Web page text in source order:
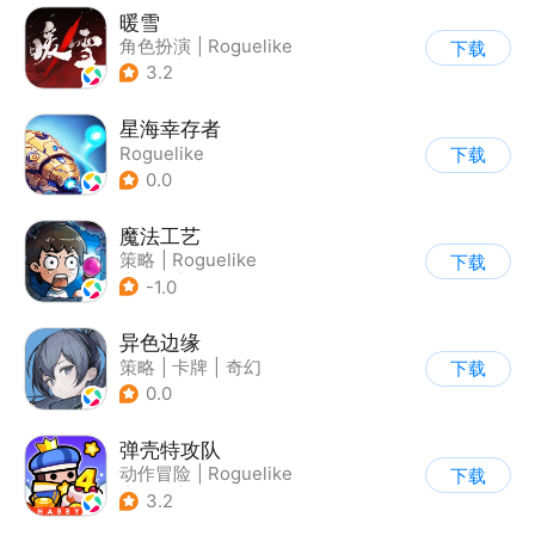
暖雪
角色扮演
Roguelike
| 奇幻
3.2
下载
星海幸存者
Roguelike
0.0
下载
魔法工艺
策略
Roguelike
| 魔法
-1.0
下载
异色边缘
策略 卡牌
奇幻
| 剧情
0.0
下载
弹壳特攻队
动作冒险
Roguelike
| 冒险
3.2
下载